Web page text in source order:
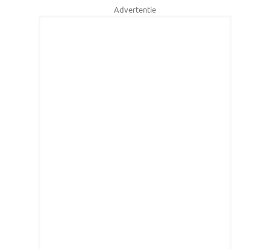
Advertentie